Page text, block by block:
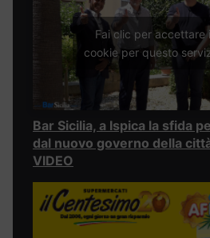
Fai clic per accettare i
cookie per questo
Bar Sicilia, a Ispica la sfida
dal nuovo governo della
VIDEO